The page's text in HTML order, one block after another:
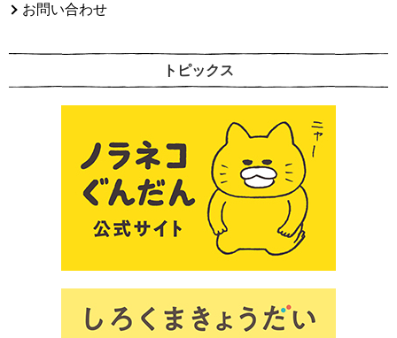
お問い合わせ
トピックス